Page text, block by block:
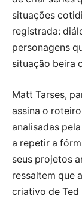
situações
registrada:
personagens
situação beira
Matt Tarses,
assina o
analisadas
a repetir a
seus projetos
ressaltem que
criativo de Ted